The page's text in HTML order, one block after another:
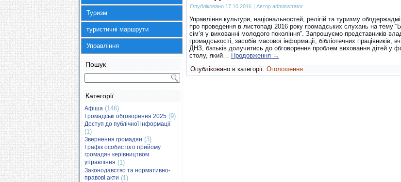
Туризм
туристичні маршрути
Управління
Пошук
Категорії
Афіша (146)
Громадські обговорення 2025 (9)
Доступ до публічної інформації
(1)
Звернення громадян (3)
Графік особистого прийому
громадян керівництвом
управління (1)
Законодавство та нормативно-
правові акти (1)
Опубліковано 17.10.2016 | Автор administrator
Управління культури, національностей, релігій та туризму
про проведення в листопаді 2016 року громадських слухань на тему
сім’я у вихованні молодого покоління”. Запрошуємо представників
громадськості, засобів масової інформації, бібліотечних працівників,
ДНЗ, батьків долучитись до обговорення проблем виховання дітей у
столу, який… Продовження →
Опубліковано в категорії: Оголошення